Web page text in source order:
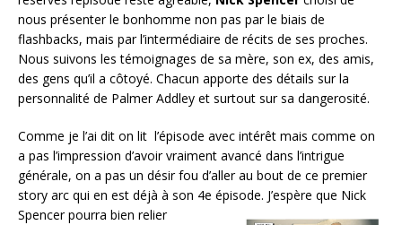
nous présenter le bonhomme non pas par le biais de
flashbacks, mais par l’intermédiaire de récits de ses proches.
Nous suivons les témoignages de sa mère, son ex, des amis,
des gens qu’il a côtoyé. Chacun apporte des détails sur la
personnalité de Palmer Addley et surtout sur sa dangerosité.
Comme je l’ai dit on lit l’épisode avec intérêt mais comme on
a pas l’impression d’avoir vraiment avancé dans l’intrigue
générale, on a pas un désir fou d’aller au bout de ce premier
story arc qui en est déjà à son 4e épisode. J’espère que Nick
Spencer pourra bien relier